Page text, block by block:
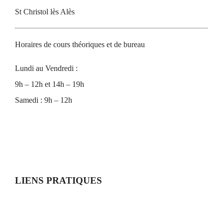
St Christol lès Alès
Horaires de cours théoriques et de bureau
Lundi au Vendredi :
9h – 12h et 14h – 19h
Samedi : 9h – 12h
LIENS PRATIQUES